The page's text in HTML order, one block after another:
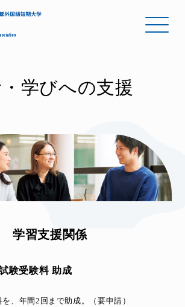
学びへの支援
学習支援関係
験受験料 助成
、年間2回まで助成。（要申請）